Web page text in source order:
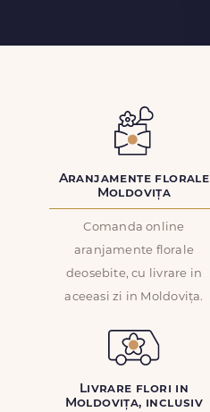
Aranjamente florale
Moldovița
Comanda online
aranjamente florale
deosebite, cu livrare in
aceeasi zi in Moldovița.
Livrare flori in
Moldovița, inclusiv